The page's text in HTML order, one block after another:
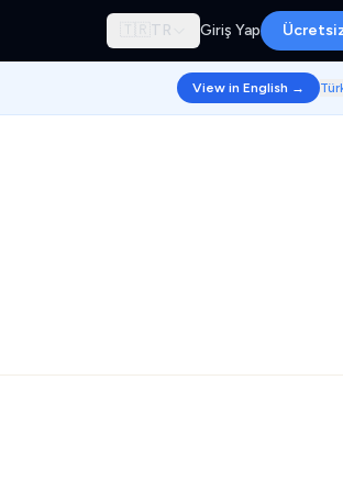
🇹🇷 TR Giriş Yap
View in English →